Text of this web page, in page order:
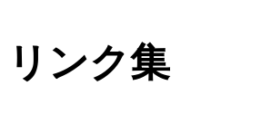
リンク集